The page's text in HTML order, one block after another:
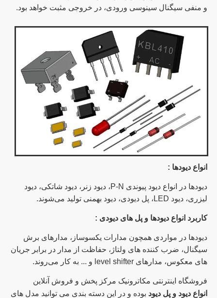
و منفی سیگنال سینوسی ورودی، در خروجی مثبت خواهد بود.
انواع دیودها :
دیودها در انواع دیود پیوندی P-N، دیود زنر، دیود شاتکی، دیود
لیزری، دیود LED ، پل دیودی، دیود بهمنی تولید می‌شوند.
کاربرد انواع دیودها و پل های دیودی :
دیودها در مواردی همچون مدارات یکسوساز، مدارهای برش
سیگنال، ضرب کننده های ولتاژ، حفاظت از مدار در برابر جریان
های معکوس، مدارهای level shifter و ... به کار می‌روند.
فروشگاه اینترنتی مکاترونیک مرکز پخش و فروش آنلاین
انواع دیود و پل دیود بوده و در این دسته بندی می توانید مدل های